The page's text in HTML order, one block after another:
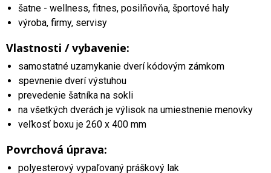
šatne - wellness, fitnes, posilňovňa, športové haly
výroba, firmy, servisy
Vlastnosti / vybavenie:
samostatné uzamykanie dverí kódovým zámkom
spevnenie dverí výstuhou
prevedenie šatníka na sokli
na všetkých dverách je výlisok na umiestnenie menovky
veľkosť boxu je 260 x 400 mm
Povrchová úprava:
polyesterový vypaľovaný práškový lak